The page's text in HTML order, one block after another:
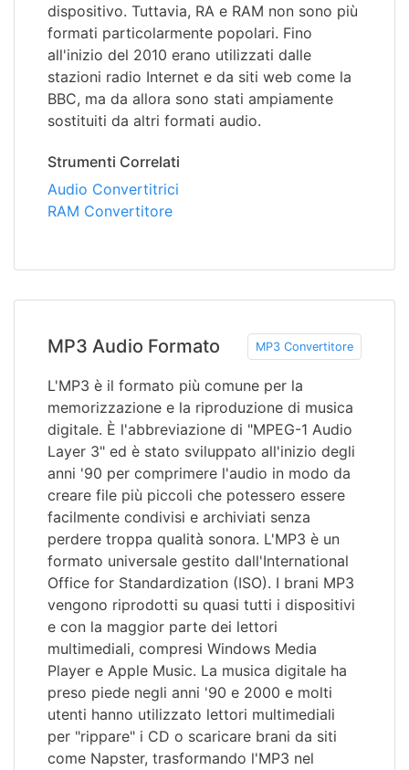
dispositivo. Tuttavia, RA e RAM non sono più
formati particolarmente popolari. Fino
all'inizio del 2010 erano utilizzati dalle
stazioni radio Internet e da siti web come la
BBC, ma da allora sono stati ampiamente
sostituiti da altri formati audio.
Strumenti Correlati
Audio Convertitrici
RAM Convertitore
MP3 Audio Formato MP3 Convertitore
L'MP3 è il formato più comune per la
memorizzazione e la riproduzione di musica
digitale. È l'abbreviazione di "MPEG-1 Audio
Layer 3" ed è stato sviluppato all'inizio degli
anni '90 per comprimere l'audio in modo da
creare file più piccoli che potessero essere
facilmente condivisi e archiviati senza
perdere troppa qualità sonora. L'MP3 è un
formato universale gestito dall'International
Office for Standardization (ISO). I brani MP3
vengono riprodotti su quasi tutti i dispositivi
e con la maggior parte dei lettori
multimediali, compresi Windows Media
Player e Apple Music. La musica digitale ha
preso piede negli anni '90 e 2000 e molti
utenti hanno utilizzato lettori multimediali
per "rippare" i CD o scaricare brani da siti
come Napster, trasformando l'MP3 nel